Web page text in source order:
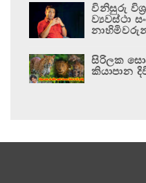
විනිසුරු
ව්‍යවස්ථා
සිරිලක
කියාපාන